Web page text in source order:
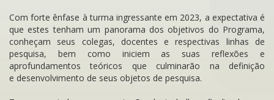
Com forte ênfase à turma ingressante em 2023, a expectativa é
que estes tenham um panorama dos objetivos do Programa,
conheçam seus colegas, docentes e respectivas linhas de
pesquisa, bem como iniciem as suas reflexões e
aprofundamentos teóricos que culminarão na definição
e desenvolvimento de seus objetos de pesquisa.